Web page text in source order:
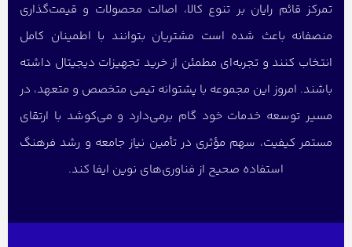
تمرکز قائم رایان بر تنوع کالا، اصالت محصولات و قیمت‌گذاری
منصفانه باعث شده است مشتریان بتوانند با اطمینان کامل
انتخاب کنند و تجربه‌ای مطمئن از خرید تجهیزات دیجیتال داشته
باشند. امروز این مجموعه با پشتوانه تیمی متخصص و متعهد، در
مسیر توسعه خدمات خود گام برمی‌دارد و می‌کوشد با ارتقای
مستمر کیفیت، سهم مؤثری در تأمین نیاز جامعه و رشد فرهنگ
استفاده صحیح از فناوری‌های نوین ایفا کند.